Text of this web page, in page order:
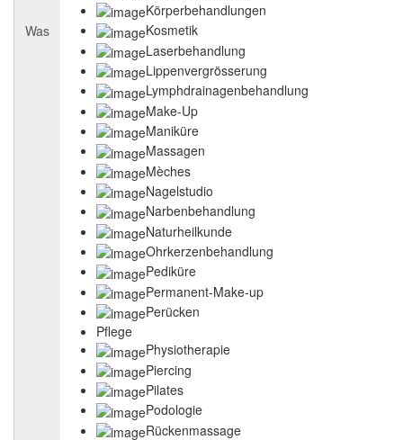
Was
Körperbehandlungen
Kosmetik
Laserbehandlung
Lippenvergrösserung
Lymphdrainagenbehandlung
Make-Up
Maniküre
Massagen
Mèches
Nagelstudio
Narbenbehandlung
Naturheilkunde
Ohrkerzenbehandlung
Pediküre
Permanent-Make-up
Perücken
Pflege
Physiotherapie
Piercing
Pilates
Podologie
Rückenmassage